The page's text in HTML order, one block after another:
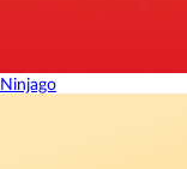
Ninjago